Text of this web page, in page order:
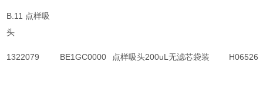
B.11 点样吸
头
1322079 BE1GC0000 点样吸头200uL无滤芯袋装 H06526